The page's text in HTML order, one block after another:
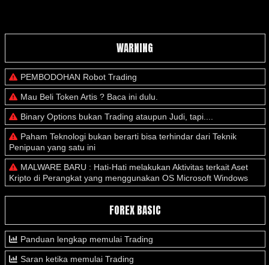
WARNING
PEMBODOHAN Robot Trading
Mau Beli Token Artis ? Baca ini dulu.
Binary Options bukan Trading ataupun Judi, tapi....
Paham Teknologi bukan berarti bisa terhindar dari Teknik
Penipuan yang satu ini
MALWARE BARU : Hati-Hati melakukan Aktivitas terkait Aset
Kripto di Perangkat yang menggunakan OS Microsoft Windows
FOREX BASIC
Panduan lengkap memulai Trading
Saran ketika memulai Trading